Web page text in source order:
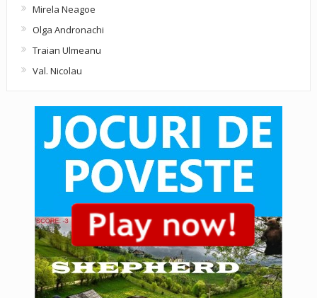
Mirela Neagoe
Olga Andronachi
Traian Ulmeanu
Val. Nicolau